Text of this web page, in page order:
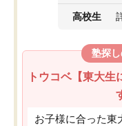
高校生
塾探
トウコベ【東大
お子様に合った東